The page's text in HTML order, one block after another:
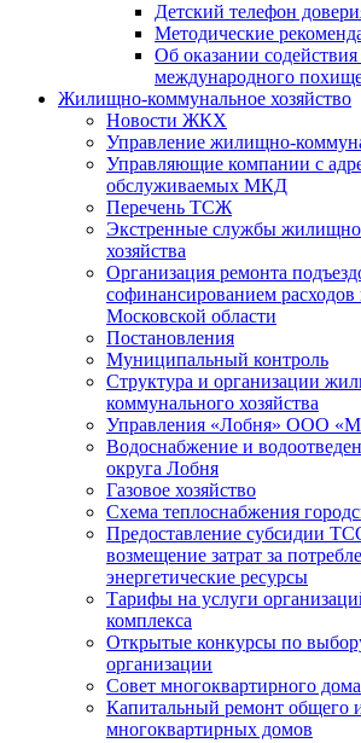
Детский телефон
Методические
Об оказании
международного
Жилищно-коммунальное хозяйство
Новости ЖКХ
Управление жилищно-
Управляющие компании с
обслуживаемых МКД
Перечень ТСЖ
Экстренные службы
хозяйства
Организация ремонта
софинансированием расходов
Московской области
Постановления
Муниципальный контроль
Структура и организации
коммунального хозяйства
Управления «Лобня» ООО
Водоснабжение и
округа Лобня
Газовое хозяйство
Схема теплоснабжения
Предоставление субсидии
возмещение затрат за
энергетические ресурсы
Тарифы на услуги
комплекса
Открытые конкурсы по
организации
Совет многоквартирного дома
Капитальный ремонт общего
многоквартирных домов